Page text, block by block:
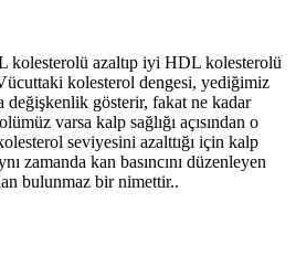
kolesterolü azaltıp iyi HDL kolesterolü
kolesterol dengesi, yediğimiz
değişkenlik gösterir, fakat ne kadar
varsa kalp sağlığı açısından o
seviyesini azalttığı için kalp
zamanda kan basıncını düzenleyen
bulunmaz bir nimettir..